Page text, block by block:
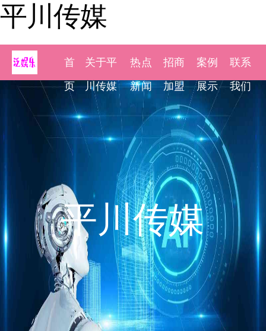
平川传媒
首
页
关于平
川传媒
热点
新闻
招商
加盟
案例
展示
联系
我们
平川传媒